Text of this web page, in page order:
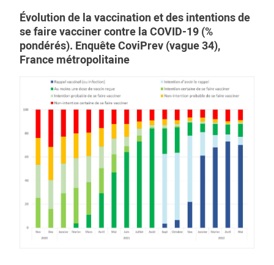
Évolution de la vaccination et des intentions de
se faire vacciner contre la COVID-19 (%
pondérés). Enquête CoviPrev (vague 34),
France métropolitaine